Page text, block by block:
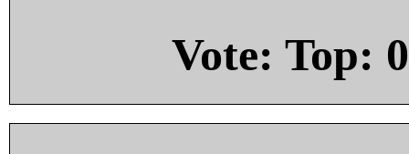
Vote: Top: 0